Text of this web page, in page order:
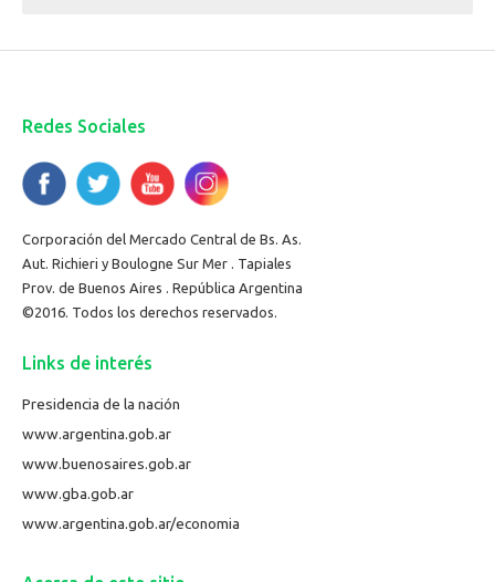
Redes Sociales
Corporación del Mercado Central de Bs. As.
Aut. Richieri y Boulogne Sur Mer . Tapiales
Prov. de Buenos Aires . República Argentina
©2016. Todos los derechos reservados.
Links de interés
Presidencia de la nación
www.argentina.gob.ar
www.buenosaires.gob.ar
www.gba.gob.ar
www.argentina.gob.ar/economia